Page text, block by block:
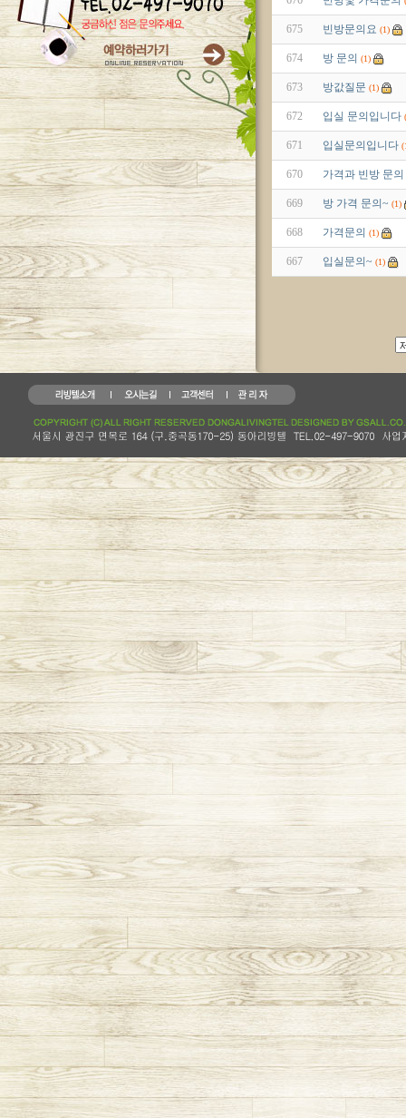
675 빈방문의요 (1)
674 방 문의 (1)
673 방값질문 (1)
672 입실 문의입니다
671 입실문의입니다
670 가격과 빈방 문의
669 방 가격 문의~ (1)
668 가격문의 (1)
667 입실문의~ (1)